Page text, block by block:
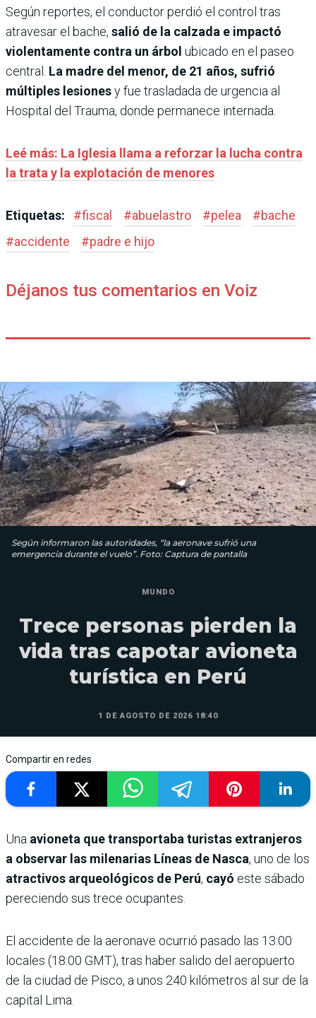
Según reportes, el conductor perdió el control tras
atravesar el bache, salió de la calzada e impactó
violentamente contra un árbol ubicado en el paseo
central.
La madre del menor, de 21 años, sufrió
múltiples lesionesy fue trasladada de urgencia al
Hospital del Trauma, donde permanece internada.
Leé más: La Iglesia llama a reforzar la lucha contra
la trata y la explotación de menores
Etiquetas: #fiscal #abuelastro #pelea #bache
#accidente #padre e hijo
Déjanos tus comentarios en Voiz
Según informaron las autoridades, “la aeronave sufrió una
emergencia durante el vuelo”. Foto: Captura de pantalla
MUNDO
Trece personas pierden la
vida tras capotar avioneta
turística en Perú
1 DE AGOSTO DE 2026 18:40
Compartir en redes
Una avioneta que transportaba turistas extranjeros
a observar las milenarias Líneas de Nasca, uno de los
atractivos arqueológicos de Perú, cayó este sábado
pereciendo sus trece ocupantes.
El accidente de la aeronave ocurrió pasado las 13:00
locales (18:00 GMT), tras haber salido del aeropuerto
de la ciudad de Pisco, a unos 240 kilómetros al sur de la
capital Lima.